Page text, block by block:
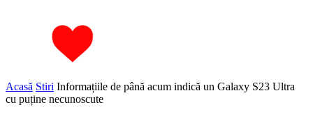
Acasă Stiri Informațiile de până acum indică un Galaxy S23 Ultra
cu puține necunoscute